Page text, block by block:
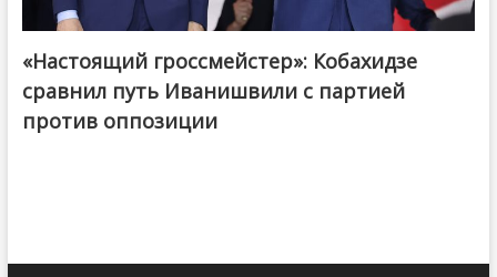
@ქართული ოცნება / Georgian Dream
«Настоящий гроссмейстер»: Кобахидзе
сравнил путь Иванишвили с партией
против оппозиции